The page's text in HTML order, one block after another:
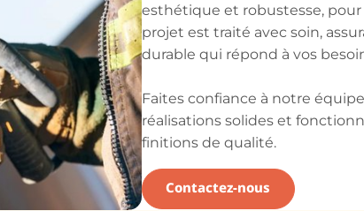
esthétique et robustesse, pour
projet est traité avec soin,
durable qui répond à vos
Faites confiance à notre
réalisations solides et
finitions de qualité.
Contactez-nous